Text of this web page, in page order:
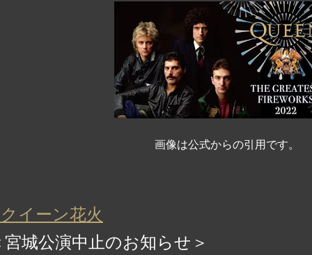
ます。
グ 10 https://t.co/
画像は公式からの引用です。
イーン花火
宮城公演中止のお知らせ＞